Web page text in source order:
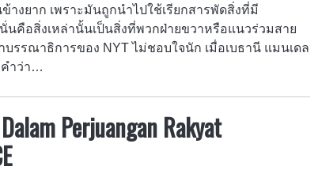
างยาก เพราะมันถูกนำไปใช้เรียกสารพัดสิ่งที่มี
คือสิ่งเหล่านั้นเป็นสิ่งที่พวกฝ่ายขวาหรือแนวร่วมสาย
บรรณาธิการของ NYT ไม่ชอบใจนัก เมื่อเบธานี แมนเดล
คำว่า…
Perjuangan Rakyat